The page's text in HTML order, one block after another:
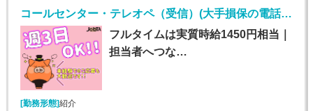
コールセンター・テレオペ（受信）(大手損保の電話取次ぎ｜土日祝休み*契約社員)
フルタイムは実質時給1450円相当｜
担当者へつな…
[勤務形態]紹介